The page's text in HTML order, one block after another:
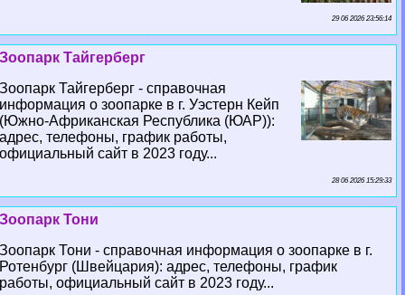
29 06 2026 23:56:14
Зоопарк Тайгерберг
Зоопарк Тайгерберг - справочная
информация о зоопарке в г. Уэстерн Кейп
(Южно-Африканская Республика (ЮАР)):
адрес, телефоны, график работы,
официальный сайт в 2023 году...
28 06 2026 15:29:33
Зоопарк Тони
Зоопарк Тони - справочная информация о зоопарке в г.
Ротенбург (Швейцария): адрес, телефоны, график
работы, официальный сайт в 2023 году...